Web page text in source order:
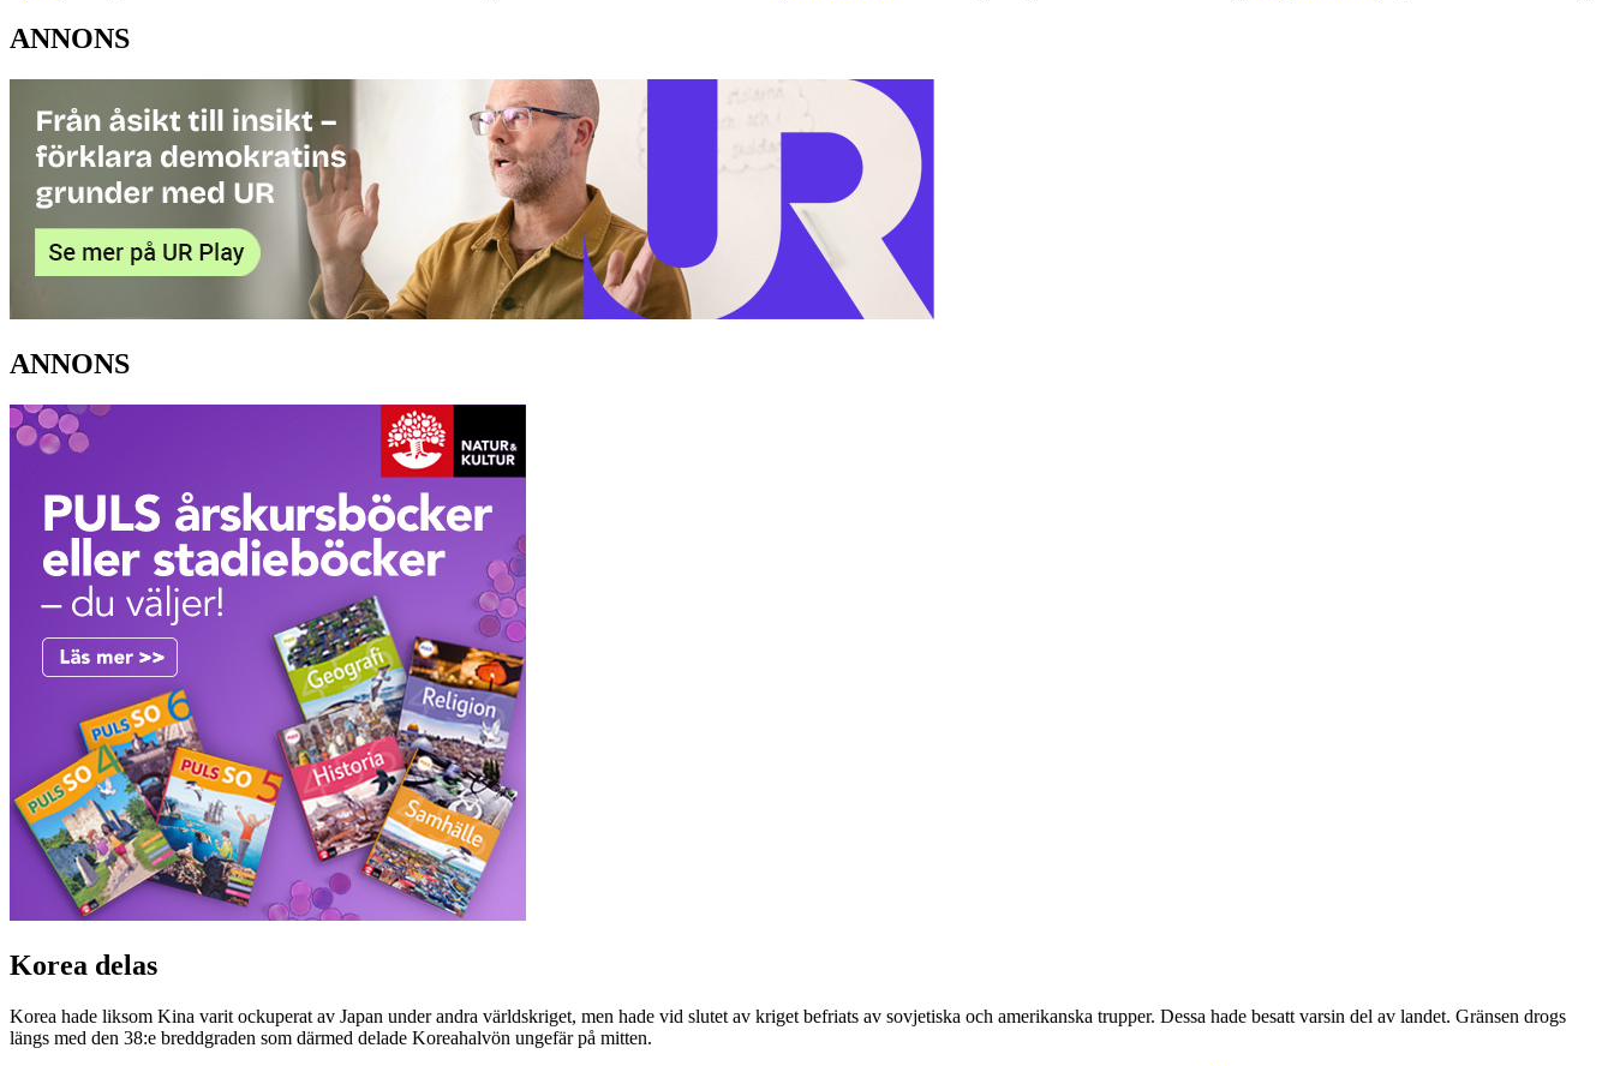
ANNONS
ANNONS
Korea delas
Korea hade liksom Kina varit ockuperat av Japan under andra världskriget, men hade vid slutet av kriget befriats av sovjetiska och amerikanska trupper. Dessa hade besatt varsin del av landet. Gränsen drogs
längs med den 38:e breddgraden som därmed delade Koreahalvön ungefär på mitten.